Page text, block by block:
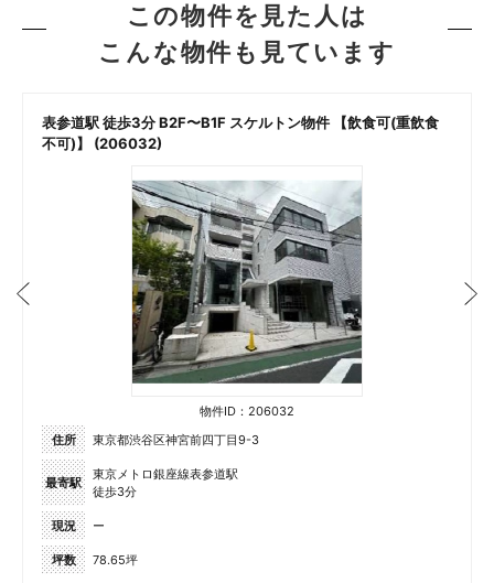
この物件を見た人は
こんな物件も見ています
表参道駅 徒歩3分 B2F〜B1F スケルトン物件 【飲食可(重飲食
不可)】 (206032)
物件ID：206032
住所
東京都渋谷区神宮前四丁目9-3
最寄駅
東京メトロ銀座線表参道駅
徒歩3分
現況 ー
坪数 78.65坪